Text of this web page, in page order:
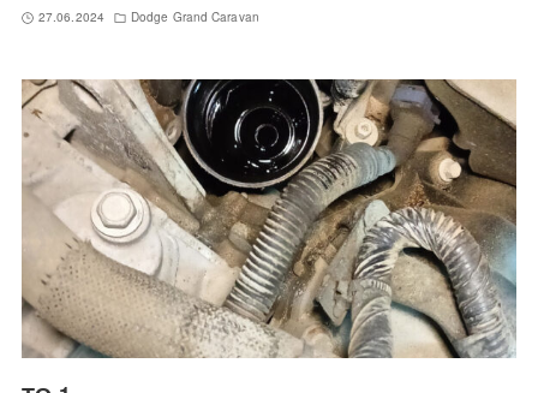
27.06.2024 Dodge Grand Caravan